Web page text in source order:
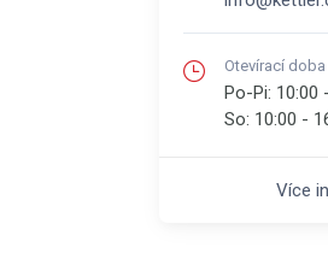
Otevírací doba
Po-Pi: 10:00
So: 10:00 -
Více